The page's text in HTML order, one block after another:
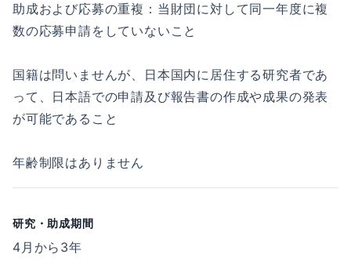
助成および応募の重複：当財団に対して同一年度に複
数の応募申請をしていないこと
国籍は問いませんが、日本国内に居住する研究者であ
って、日本語での申請及び報告書の作成や成果の発表
が可能であること
年齢制限はありません
研究・助成期間
4月から3年